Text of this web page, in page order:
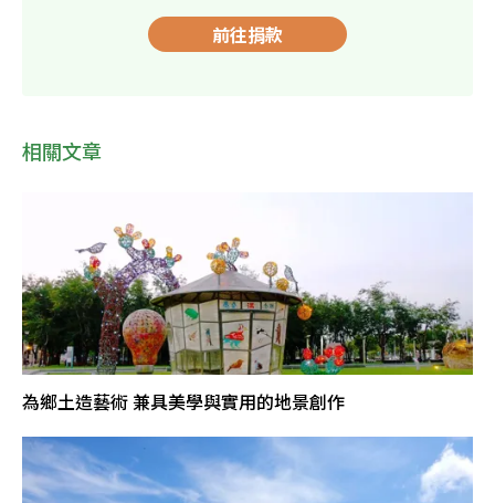
前往捐款
相關文章
為鄉土造藝術 兼具美學與實用的地景創作